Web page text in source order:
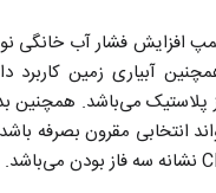
آبیاری زمین
پلاستیک می‌باشد. همچنین